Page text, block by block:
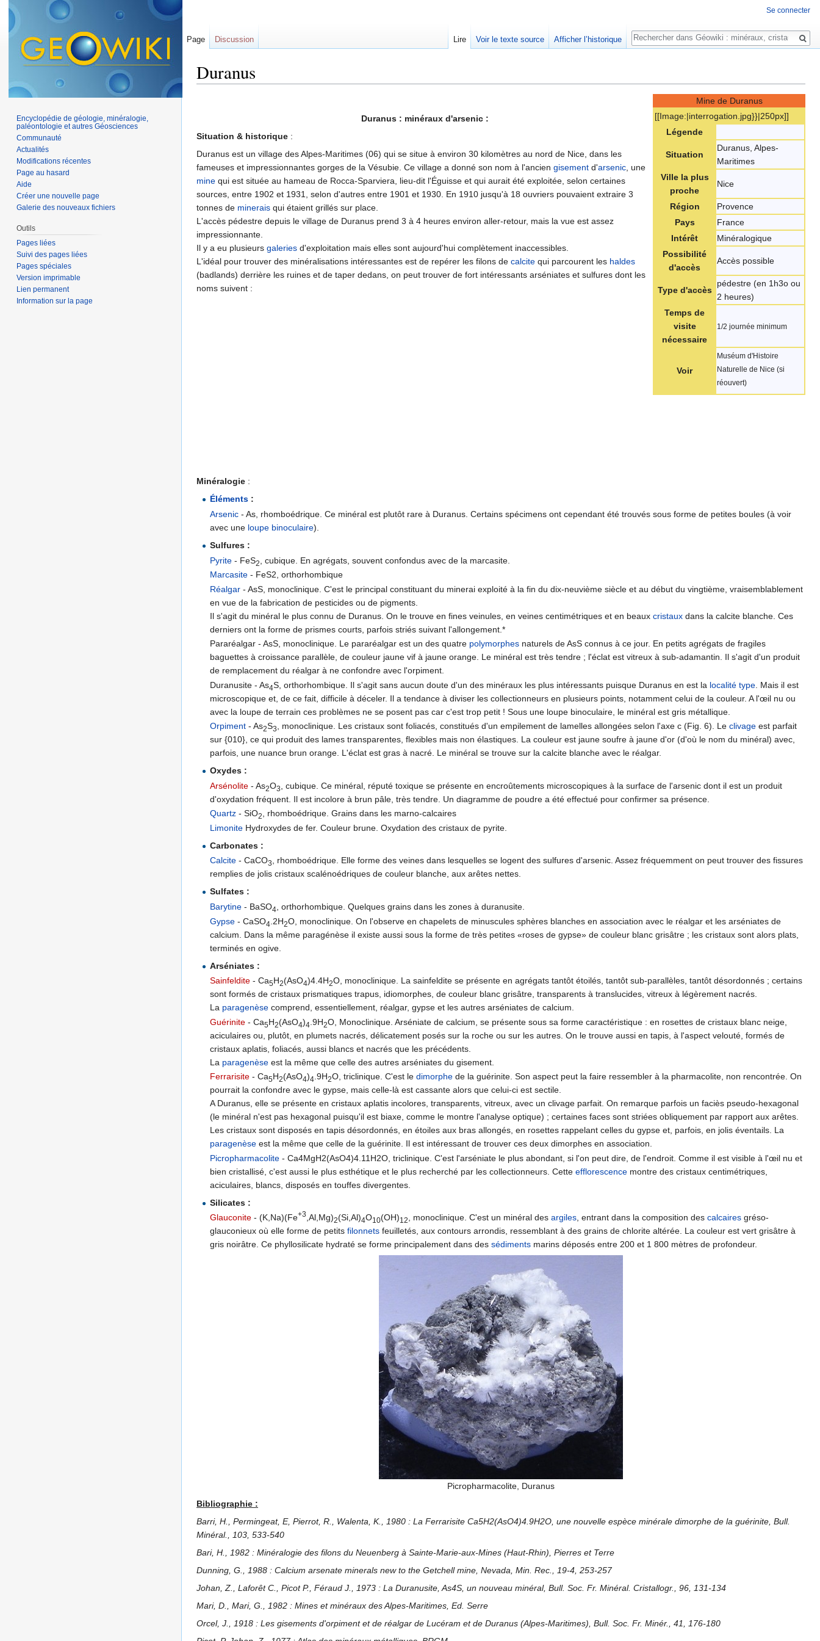
Duranus
Mine de Duranus
[[Image:‎|interrogation.jpg}}|250px]]
Légende
Situation
Duranus, Alpes-
Maritimes
Ville la plus
proche
Nice
Région
Provence
Pays
France
Intérêt
Minéralogique
Possibilité
d'accès
Accès possible
Type d'accès
pédestre (en 1h3o ou
2 heures)
Temps de
visite
nécessaire
1/2 journée minimum
Voir
Muséum d'Histoire
Naturelle de Nice (si
réouvert)
Duranus : minéraux d'arsenic :
Situation & historique :
Duranus est un village des Alpes-Maritimes (06) qui se situe à environ 30 kilomètres au nord de Nice, dans les
fameuses et impressionnantes gorges de la Vésubie. Ce village a donné son nom à l'ancien gisement d'arsenic, une
mine qui est située au hameau de Rocca-Sparviera, lieu-dit l'Éguisse et qui aurait été exploitée, selon certaines
sources, entre 1902 et 1931, selon d'autres entre 1901 et 1930. En 1910 jusqu'à 18 ouvriers pouvaient extraire 3
tonnes de minerais qui étaient grillés sur place.
L'accès pédestre depuis le village de Duranus prend 3 à 4 heures environ aller-retour, mais la vue est assez
impressionnante.
Il y a eu plusieurs galeries d'exploitation mais elles sont aujourd'hui complètement inaccessibles.
L'idéal pour trouver des minéralisations intéressantes est de repérer les filons de calcite qui parcourent les haldes
(badlands) derrière les ruines et de taper dedans, on peut trouver de fort intéressants arséniates et sulfures dont les
noms suivent :
Minéralogie :
Éléments :
Arsenic - As, rhomboédrique. Ce minéral est plutôt rare à Duranus. Certains spécimens ont cependant été trouvés sous forme de petites boules (à voir
avec une loupe binoculaire).
Sulfures :
Pyrite - FeS2
, cubique. En agrégats, souvent confondus avec de la marcasite.
Marcasite - FeS2, orthorhombique
Réalgar - AsS, monoclinique. C'est le principal constituant du minerai exploité à la fin du dix-neuvième siècle et au début du vingtième, vraisemblablement
en vue de la fabrication de pesticides ou de pigments.
Il s'agit du minéral le plus connu de Duranus. On le trouve en fines veinules, en veines centimétriques et en beauxcristaux dans la calcite blanche. Ces
derniers ont la forme de prismes courts, parfois striés suivant l'allongement.*
Pararéalgar - AsS, monoclinique. Le pararéalgar est un des quatre polymorphes naturels de AsS connus à ce jour. En petits agrégats de fragiles
baguettes à croissance parallèle, de couleur jaune vif à jaune orange. Le minéral est très tendre ; l'éclat est vitreux à sub-adamantin. Il s'agit d'un produit
de remplacement du réalgar à ne confondre avec l'orpiment.
Duranusite - As4S, orthorhombique. Il s'agit sans aucun doute d'un des minéraux les plus intéressants puisque Duranus en est la localité type . Mais il est
microscopique et, de ce fait, difficile à déceler. Il a tendance à diviser les collectionneurs en plusieurs points, notamment celui de la couleur. A l'œil nu ou
avec la loupe de terrain ces problèmes ne se posent pas car c'est trop petit ! Sous une loupe binoculaire, le minéral est gris métallique.
Orpiment - As2S3 , monoclinique. Les cristaux sont foliacés, constitués d'un empilement de lamelles allongées selon l'axe c (Fig. 6). Leclivage est parfait
sur {010}, ce qui produit des lames transparentes, flexibles mais non élastiques. La couleur est jaune soufre à jaune d'or (d'où le nom du minéral) avec,
parfois, une nuance brun orange. L'éclat est gras à nacré. Le minéral se trouve sur la calcite blanche avec le réalgar.
Oxydes :
Arsénolite - As2O3
, cubique. Ce minéral, réputé toxique se présente en encroûtements microscopiques à la surface de l'arsenic dont il est un produit
d'oxydation fréquent. Il est incolore à brun pâle, très tendre. Un diagramme de poudre a été effectué pour confirmer sa présence.
Quartz - SiO2
, rhomboédrique. Grains dans les marno-calcaires
Limonite Hydroxydes de fer. Couleur brune. Oxydation des cristaux de pyrite.
Carbonates :
Calcite - CaCO3, rhomboédrique. Elle forme des veines dans lesquelles se logent des sulfures d'arsenic. Assez fréquemment on peut trouver des fissures
remplies de jolis cristaux scalénoédriques de couleur blanche, aux arêtes nettes.
Sulfates :
Barytine - BaSO4
, orthorhombique. Quelques grains dans les zones à duranusite.
Gypse - CaSO4 .2H2O, monoclinique. On l'observe en chapelets de minuscules sphères blanches en association avec le réalgar et les arséniates de
calcium. Dans la même paragénèse il existe aussi sous la forme de très petites «roses de gypse» de couleur blanc grisâtre ; les cristaux sont alors plats,
terminés en ogive.
Arséniates :
Sainfeldite - Ca5H2(AsO4)4.4H2O, monoclinique. La sainfeldite se présente en agrégats tantôt étoilés, tantôt sub-parallèles, tantôt désordonnés ; certains
sont formés de cristaux prismatiques trapus, idiomorphes, de couleur blanc grisâtre, transparents à translucides, vitreux à légèrement nacrés.
La paragenèse comprend, essentiellement, réalgar, gypse et les autres arséniates de calcium.
Guérinite - Ca5H2(AsO4)4 .9H2O, Monoclinique. Arséniate de calcium, se présente sous sa forme caractéristique : en rosettes de cristaux blanc neige,
aciculaires ou, plutôt, en plumets nacrés, délicatement posés sur la roche ou sur les autres. On le trouve aussi en tapis, à l'aspect velouté, formés de
cristaux aplatis, foliacés, aussi blancs et nacrés que les précédents.
La paragenèse est la même que celle des autres arséniates du gisement.
Ferrarisite - Ca5H2(AsO4)4 .9H2O, triclinique. C'est ledimorphe de la guérinite. Son aspect peut la faire ressembler à la pharmacolite, non rencontrée. On
pourrait la confondre avec le gypse, mais celle-là est cassante alors que celui-ci est sectile.
A Duranus, elle se présente en cristaux aplatis incolores, transparents, vitreux, avec un clivage parfait. On remarque parfois un faciès pseudo-hexagonal
(le minéral n'est pas hexagonal puisqu'il est biaxe, comme le montre l'analyse optique) ; certaines faces sont striées obliquement par rapport aux arêtes.
Les cristaux sont disposés en tapis désordonnés, en étoiles aux bras allongés, en rosettes rappelant celles du gypse et, parfois, en jolis éventails. La
paragenèse est la même que celle de la guérinite. Il est intéressant de trouver ces deux dimorphes en association.
Picropharmacolite - Ca4MgH2(AsO4)4.11H2O, triclinique. C'est l'arséniate le plus abondant, si l'on peut dire, de l'endroit. Comme il est visible à l'œil nu et
bien cristallisé, c'est aussi le plus esthétique et le plus recherché par les collectionneurs. Cetteefflorescence montre des cristaux centimétriques,
aciculaires, blancs, disposés en touffes divergentes.
Silicates :
Glauconite - (K,Na)(Fe+3,Al,Mg)2(Si,Al)4O10(OH)12, monoclinique. C'est un minéral desargiles, entrant dans la composition descalcaires gréso-
glauconieux où elle forme de petitsfilonnets feuilletés, aux contours arrondis, ressemblant à des grains de chlorite altérée. La couleur est vert grisâtre à
gris noirâtre. Ce phyllosilicate hydraté se forme principalement dans dessédiments marins déposés entre 200 et 1 800 mètres de profondeur.
Picropharmacolite, Duranus
Bibliographie :
Barri, H., Permingeat, E, Pierrot, R., Walenta, K., 1980 : La Ferrarisite Ca5H2(AsO4)4.9H2O, une nouvelle espèce minérale dimorphe de la guérinite, Bull.
Minéral., 103, 533-540
Bari, H., 1982 : Minéralogie des filons du Neuenberg à Sainte-Marie-aux-Mines (Haut-Rhin), Pierres et Terre
Dunning, G., 1988 : Calcium arsenate minerals new to the Getchell mine, Nevada, Min. Rec., 19-4, 253-257
Johan, Z., Laforêt C., Picot P., Féraud J., 1973 : La Duranusite, As4S, un nouveau minéral, Bull. Soc. Fr. Minéral. Cristallogr., 96, 131-134
Mari, D., Mari, G., 1982 : Mines et minéraux des Alpes-Maritimes, Ed. Serre
Orcel, J., 1918 : Les gisements d'orpiment et de réalgar de Lucéram et de Duranus (Alpes-Maritimes), Bull. Soc. Fr. Minér., 41, 176-180
Se connecter
Page Discussion Lire Voir le texte source Afficher l’historique
Rechercher
Encyclopédie de géologie, minéralogie,
paléontologie et autres Géosciences
Communauté
Actualités
Modifications récentes
Page au hasard
Aide
Créer une nouvelle page
Galerie des nouveaux fichiers
Outils
Pages liées
Suivi des pages liées
Pages spéciales
Version imprimable
Lien permanent
Information sur la page